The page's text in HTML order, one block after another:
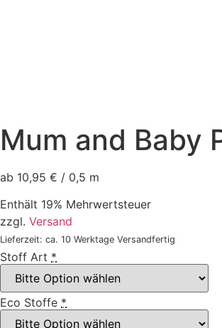
Mum and Baby
ab 10,95 € / 0,5 m
Enthält 19% Mehrwertsteuer
zzgl. Versand
Lieferzeit: ca. 10 Werktage Versandfertig
Stoff Art *
Eco Stoffe *